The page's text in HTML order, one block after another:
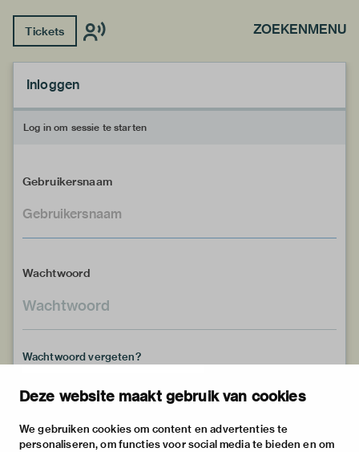
Deze website maakt gebruik van cookies
We gebruiken cookies om content en advertenties te
personaliseren, om functies voor social media te bieden en om
Tickets ZOEKENMENU
Inloggen
Log in om sessie te starten
Gebruikersnaam
Wachtwoord
Wachtwoord vergeten?